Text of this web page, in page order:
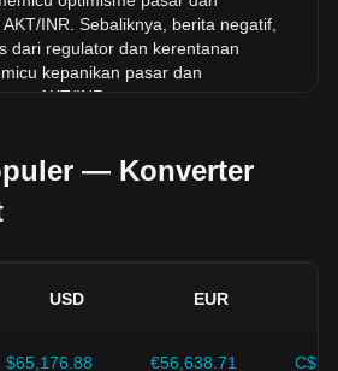
INR. Sebaliknya, berita negatif,
dari regulator dan kerentanan
kepanikan pasar dan
AKT/INR.
memiliki dampak langsung pada
pada gilirannya menentukan nilainya
tradisional seperti dolar AS.
ketat dapat menghambat
— Konverter
USD EUR
$65,176.88 €56,638.71